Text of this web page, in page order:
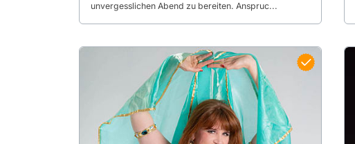
unvergesslichen Abend zu bereiten. Anspruc...